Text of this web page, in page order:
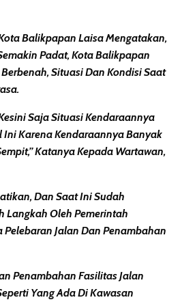
Balikpapan Laisa Mengatakan,
Padat, Kota Balikpapan
Situasi Dan Kondisi Saat
Saja Situasi Kendaraannya
Ini Karena Kendaraannya Banyak
Katanya Kepada Wartawan,
Dan Saat Ini Sudah
Langkah Oleh Pemerintah
Jalan Dan Penambahan
Penambahan Fasilitas Jalan
Yang Ada Di Kawasan